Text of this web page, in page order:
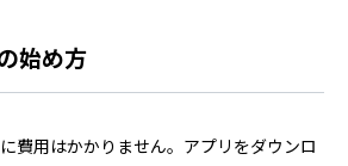
始め方
費用はかかりません。アプリをダウンロ